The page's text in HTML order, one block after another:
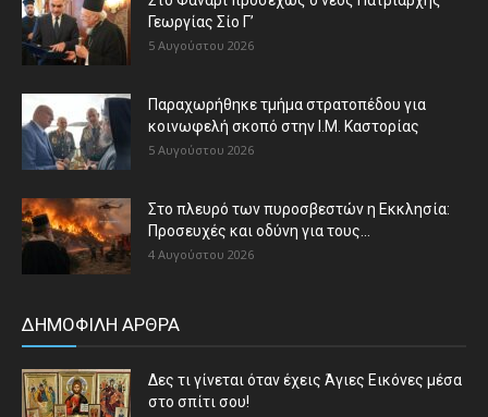
Γεωργίας Σίο Γ’
5 Αυγούστου 2026
Παραχωρήθηκε τμήμα στρατοπέδου για
κοινωφελή σκοπό στην Ι.Μ. Καστορίας
5 Αυγούστου 2026
Στο πλευρό των πυροσβεστών η Εκκλησία:
Προσευχές και οδύνη για τους...
4 Αυγούστου 2026
ΔΗΜΟΦΙΛΗ ΑΡΘΡΑ
Δες τι γίνεται όταν έχεις Άγιες Εικόνες μέσα
στο σπίτι σου!